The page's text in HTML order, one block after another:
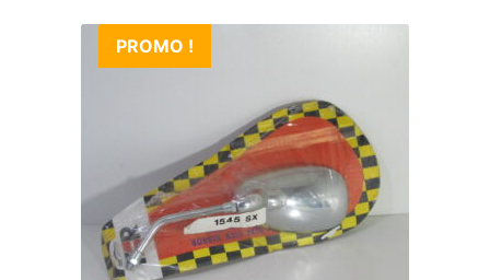
PROMO !